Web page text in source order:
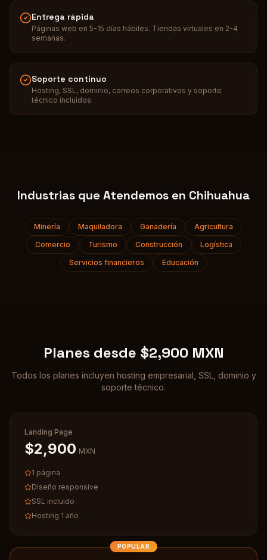
Entrega rápida
Páginas web en 5-15 días hábiles. Tiendas virtuales en 2-4
semanas.
Soporte continuo
Hosting, SSL, dominio, correos corporativos y soporte
técnico incluidos.
Industrias que Atendemos en Chihuahua
Minería Maquiladora Ganadería
Agricultura
Comercio
Turismo Construcción
Logística
Servicios financieros
Educación
Planes desde $2,900 MXN
Todos los planes incluyen hosting empresarial, SSL, dominio y
soporte técnico.
Landing Page
$2,900 MXN
1 página
Diseño responsive
SSL incluido
Hosting 1 año
POPULAR